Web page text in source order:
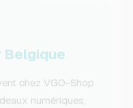
Belgique
chez VGO-Shop
numériques,